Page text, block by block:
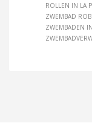
ROLLEN IN LA
ZWEMBAD
ZWEMBADEN